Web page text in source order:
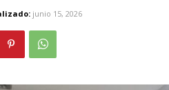
junio 15, 2026